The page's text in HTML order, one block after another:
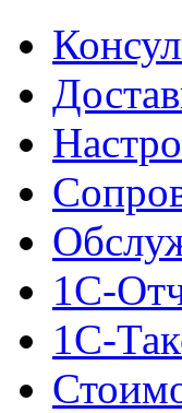
1С-
1С-